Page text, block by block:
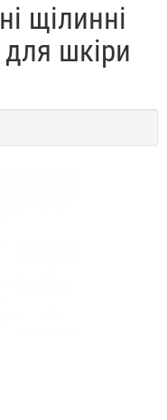
щілинні
для шкіри